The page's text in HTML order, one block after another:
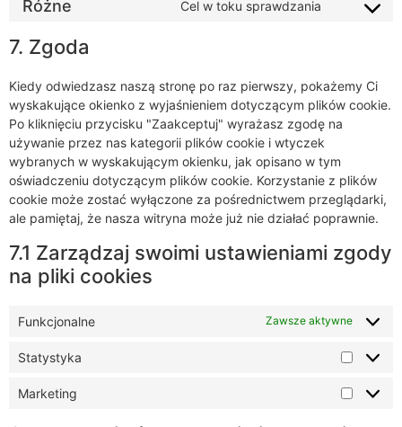
Różne Cel w toku sprawdzania
7. Zgoda
Kiedy odwiedzasz naszą stronę po raz pierwszy, pokażemy Ci
wyskakujące okienko z wyjaśnieniem dotyczącym plików cookie.
Po kliknięciu przycisku "Zaakceptuj" wyrażasz zgodę na
używanie przez nas kategorii plików cookie i wtyczek
wybranych w wyskakującym okienku, jak opisano w tym
oświadczeniu dotyczącym plików cookie. Korzystanie z plików
cookie może zostać wyłączone za pośrednictwem przeglądarki,
ale pamiętaj, że nasza witryna może już nie działać poprawnie.
7.1 Zarządzaj swoimi ustawieniami zgody
na pliki cookies
Funkcjonalne Zawsze aktywne
Statystyka
Marketing